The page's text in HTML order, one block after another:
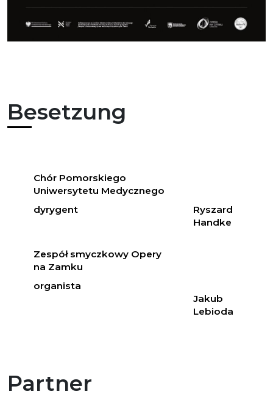
Besetzung
Chór Pomorskiego
Uniwersytetu Medycznego
dyrygent
Ryszard
Handke
Zespół smyczkowy Opery
na Zamku
organista
Jakub
Lebioda
Partner